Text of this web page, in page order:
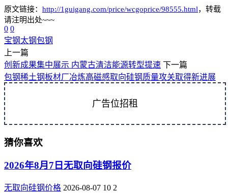
原文链接： http://1guigang.com/price/wcgoprice/98555.html，转载
请注明出处~~~
0 0
宝钢太钢包钢
上一篇
创新成果集中展示 内蒙古清洁能源转型提速 下一篇
包钢稀土钢板材厂冶炼高磁感取向硅钢质量攻关取得新进展
广告位招租
猜你喜欢
2026年8月7日无取向硅钢报价
无取向硅钢价格 2026-08-07 10 2